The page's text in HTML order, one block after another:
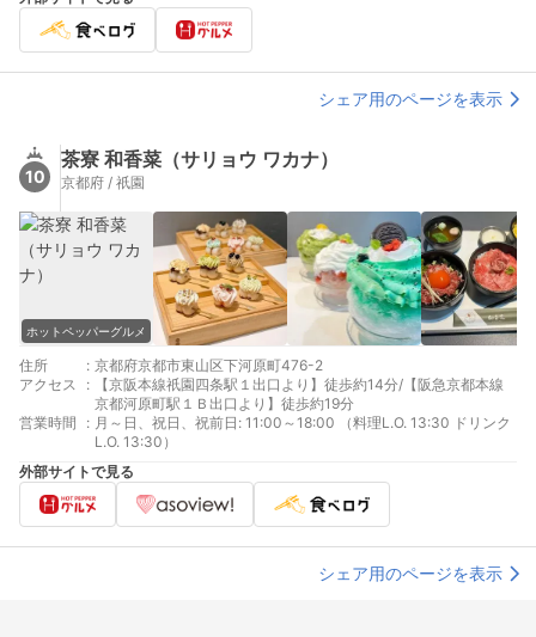
シェア用のページを表示
10
茶寮 和香菜（サリョウ ワカナ）
京都府 / 祇園
ホットペッパーグルメ
住所 : 京都府京都市東山区下河原町476-2
アクセス
:
【京阪本線祇園四条駅１出口より】徒歩約14分/【阪急京都本線
京都河原町駅１Ｂ出口より】徒歩約19分
営業時間
: 月～日、祝日、祝前日: 11:00～18:00 （料理L.O. 13:30 ドリンク
L.O. 13:30）
外部サイトで見る
シェア用のページを表示